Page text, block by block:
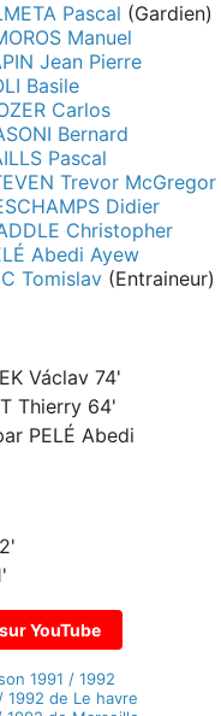
Pascal (Gardien)
Manuel
Jean Pierre
Basile
Carlos
Bernard
Pascal
Trevor McGregor
Didier
Christopher
Abedi Ayew
Tomislav (Entraineur)
Václav 74'
Thierry 64'
PELÉ Abedi
YouTube
1991 / 1992
1992 de Le havre